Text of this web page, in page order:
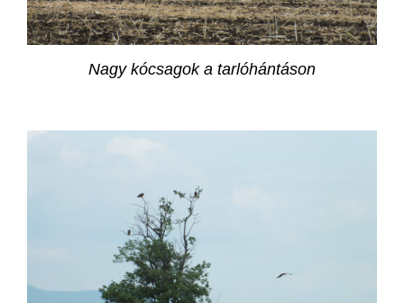
Nagy kócsagok a tarlóhántáson